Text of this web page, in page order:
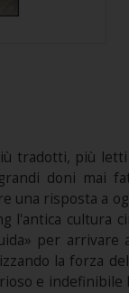
tradotti, più
doni mai
una risposta a
l'antica cultura
per
la forza
e